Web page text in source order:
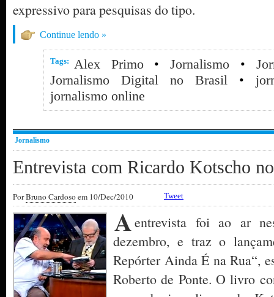
expressivo para pesquisas do tipo.
Continue lendo »
Tags: Alex Primo•Jornalismo •
Jornalismo Digital no Brasil •
jornalismo online
Jornalismo
Entrevista com Ricardo Kotscho
PorBruno Cardosoem 10/Dec/2010 Tweet
Aentrevista foi ao ar
dezembro, e traz o
Repórter Ainda É na Rua“,
Roberto de Ponte. O livro